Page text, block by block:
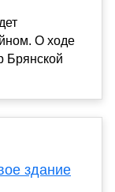
О ходе
Брянской
здание